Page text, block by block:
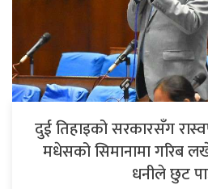
दुई तिहाइको सरकारसँग
मधेसको सिमानामा गरिब
धनीले छुट